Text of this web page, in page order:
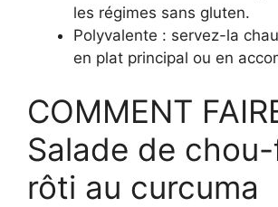
les régimes sans gluten.
Polyvalente : servez-la
en plat principal ou en
COMMENT
Salade de
rôti au curcuma